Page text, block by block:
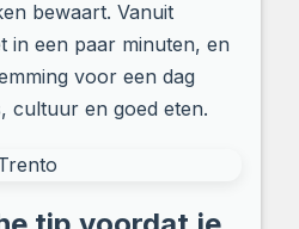
bewaart. Vanuit
in een paar minuten, en
voor een dag
cultuur en goed eten.